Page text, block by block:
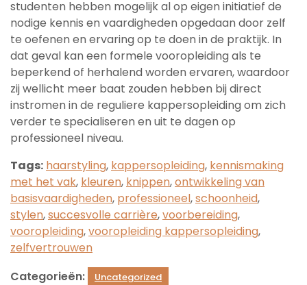
studenten hebben mogelijk al op eigen initiatief de
nodige kennis en vaardigheden opgedaan door zelf
te oefenen en ervaring op te doen in de praktijk. In
dat geval kan een formele vooropleiding als te
beperkend of herhalend worden ervaren, waardoor
zij wellicht meer baat zouden hebben bij direct
instromen in de reguliere kappersopleiding om zich
verder te specialiseren en uit te dagen op
professioneel niveau.
Tags: haarstyling, kappersopleiding, kennismaking
met het vak, kleuren, knippen,ontwikkeling van
basisvaardigheden, professioneel,schoonheid,
stylen,succesvolle carrière,voorbereiding,
vooropleiding,vooropleiding kappersopleiding,
zelfvertrouwen
Categorieën:
Uncategorized